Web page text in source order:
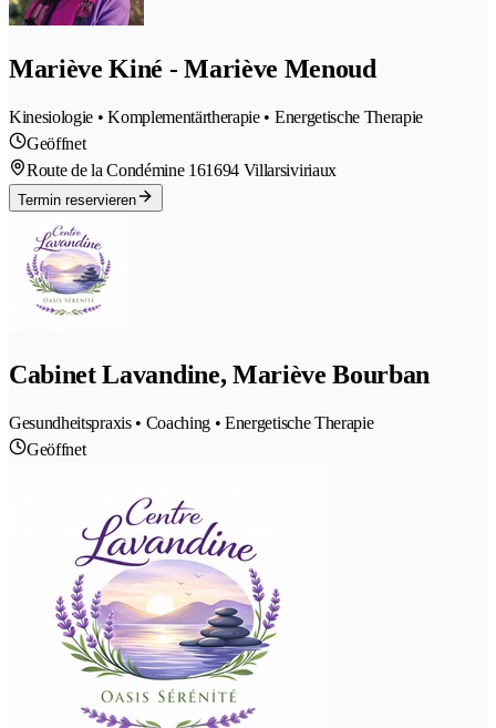
Mariève Kiné - Mariève Menoud
Kinesiologie • Komplementärtherapie • Energetische Therapie
Geöffnet
Route de la Condémine 161694 Villarsiviriaux
Termin reservieren
Cabinet Lavandine, Mariève Bourban
Gesundheitspraxis • Coaching • Energetische Therapie
Geöffnet